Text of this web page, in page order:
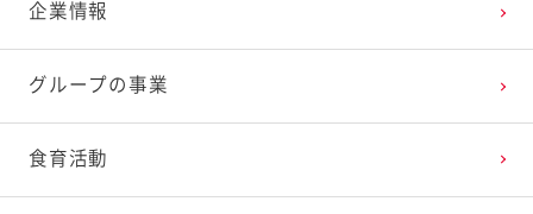
2025年3月
2025年2月
2025年1月
2024年4月
2024年3月
2024年2月
2023年5月
2023年4月
2023年3月
2022年6月
2022年5月
2022年4月
2021年7月
2021年6月
2021年5月
2020年8月
2020年7月
2020年6月
2019年9月
2019年8月
2019年7月
企業情報
グループの事業
食育活動